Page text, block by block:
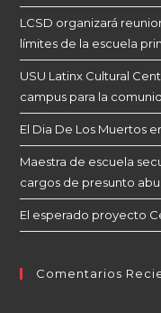
LCSD organizará
límites de la escuela
USU Latinx Cultural
campus para la
El Dia De Los Muertos
Maestra de escuela
cargos de presunto
El esperado proyecto
Comentarios